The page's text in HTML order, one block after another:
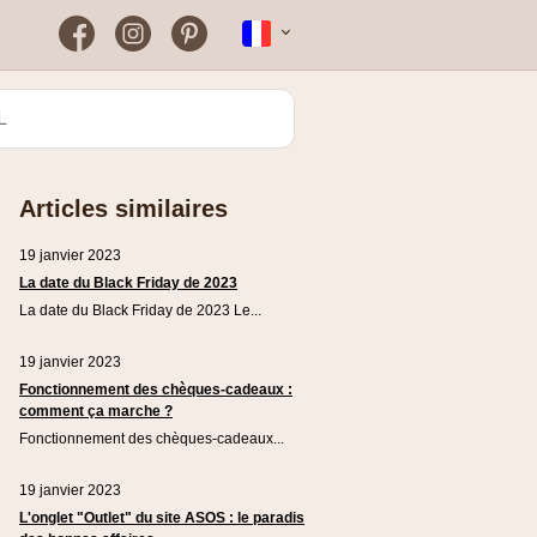
Kenwood
Rowenta
mon code de
ne fonctionne pas
FacebookInstagramPinterest
Articles similaires
19 janvier 2023
La date du Black Friday de 2023
La date du Black Friday de 2023 Le...
19 janvier 2023
Fonctionnement des chèques-cadeaux :
comment ça marche ?
Fonctionnement des chèques-cadeaux...
19 janvier 2023
L'onglet "Outlet" du site ASOS : le paradis